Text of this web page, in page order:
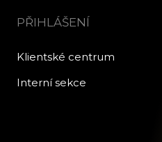
PŘIHLÁŠENÍ
Klientské centrum
Interní sekce